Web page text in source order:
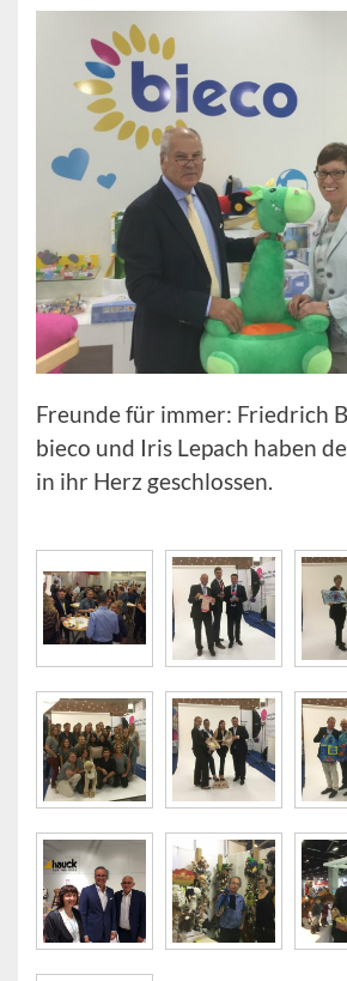
Freunde für immer: Friedrich
bieco und Iris Lepach haben
in ihr Herz geschlossen.